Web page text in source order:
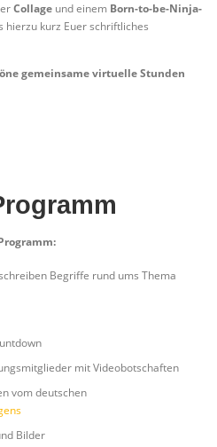
Collage und einem Born-to-be-Ninja-
hierzu kurz Euer schriftliches
gemeinsame virtuelle Stunden
Begriffe rund ums Thema
mit Videobotschaften
vom deutschen
Bilder